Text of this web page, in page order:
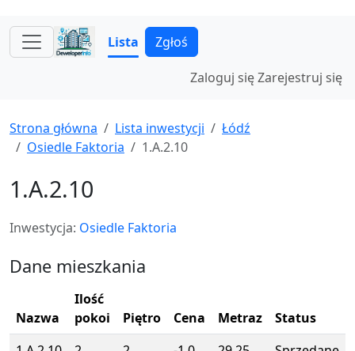
Lista Zgłoś
Zaloguj sięZarejestruj się
Strona główna Lista inwestycji
Łódź
Osiedle Faktoria
1.A.2.10
1.A.2.10
Inwestycja: Osiedle Faktoria
Dane mieszkania
Nazwa
Ilość
pokoi
Piętro Cena Metraz
Status